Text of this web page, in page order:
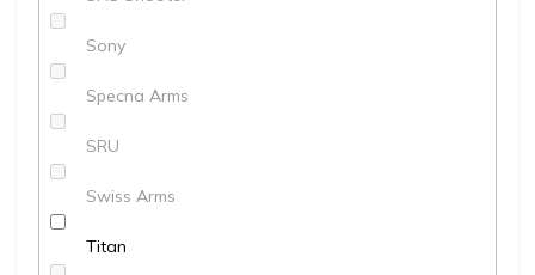
Sony
Specna Arms
SRU
Swiss Arms
Titan